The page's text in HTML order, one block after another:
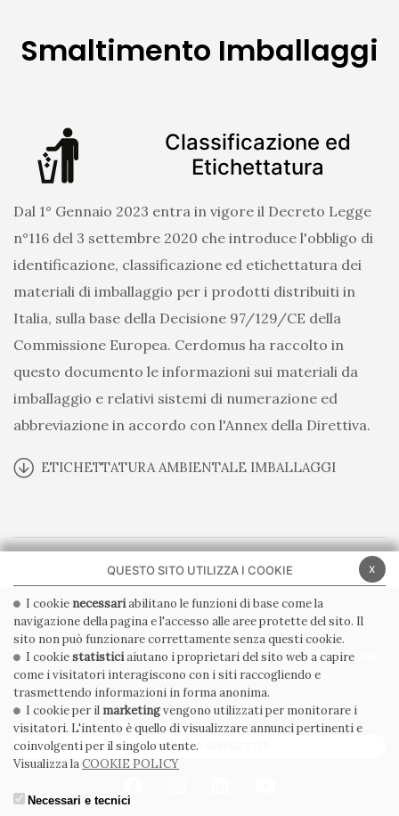
Smaltimento Imballaggi
Classificazione ed
Etichettatura
Dal 1° Gennaio 2023 entra in vigore il Decreto Legge
n°116 del 3 settembre 2020 che introduce l'obbligo di
identificazione, classificazione ed etichettatura dei
materiali di imballaggio per i prodotti distribuiti in
Italia, sulla base della Decisione 97/129/CE della
Commissione Europea. Cerdomus ha raccolto in
questo documento le informazioni sui materiali da
imballaggio e relativi sistemi di numerazione ed
abbreviazione in accordo con l'Annex della Direttiva.
ETICHETTATURA AMBIENTALE IMBALLAGGI
PRIVACY POLICY COOKIE POLICY
CONDIZIONI GENERALI WHISTLEBLOWING
CODICE ETICO
ISCRIVITI ALLA NEWSLETTER
x
QUESTO SITO UTILIZZA I COOKIE
I cookie necessariabilitano le funzioni di base come la
navigazione della pagina e l'accesso alle aree protette del sito. Il
sito non può funzionare correttamente senza questi cookie.
I cookiestatisticiaiutano i proprietari del sito web a capire
come i visitatori interagiscono con i siti raccogliendo e
trasmettendo informazioni in forma anonima.
I cookie per il marketingvengono utilizzati per monitorare i
visitatori. L'intento è quello di visualizzare annunci pertinenti e
coinvolgenti per il singolo utente.
Visualizza laCOOKIE POLICY
Necessari e tecnici